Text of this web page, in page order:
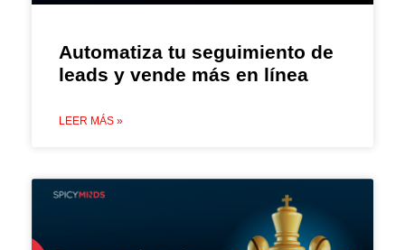
Automatiza tu seguimiento de
leads y vende más en línea
LEER MÁS »